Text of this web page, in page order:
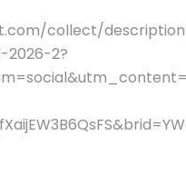
collect/
2?